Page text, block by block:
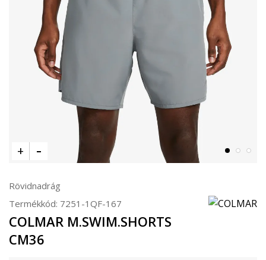
Rövidnadrág
Termékkód: 7251-1QF-167
COLMAR M.SWIM.SHORTS
CM36